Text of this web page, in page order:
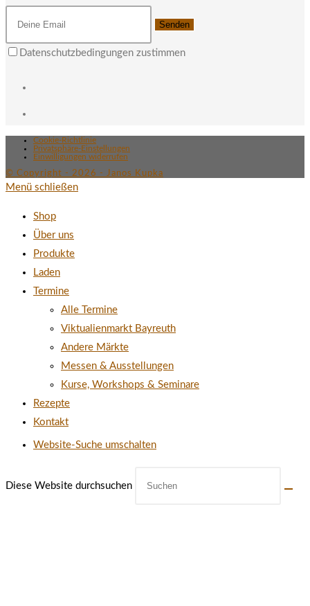
Senden
Datenschutzbedingungen zustimmen
Cookie-Richtlinie
Privatsphäre-Einstellungen
Einwilligungen widerrufen
© Copyright - 2026 - Janos Kupka
Menü schließen
Shop
Über uns
Produkte
Laden
Termine
Alle Termine
Viktualienmarkt Bayreuth
Andere Märkte
Messen & Ausstellungen
Kurse, Workshops & Seminare
Rezepte
Kontakt
Website-Suche umschalten
Diese Website durchsuchen